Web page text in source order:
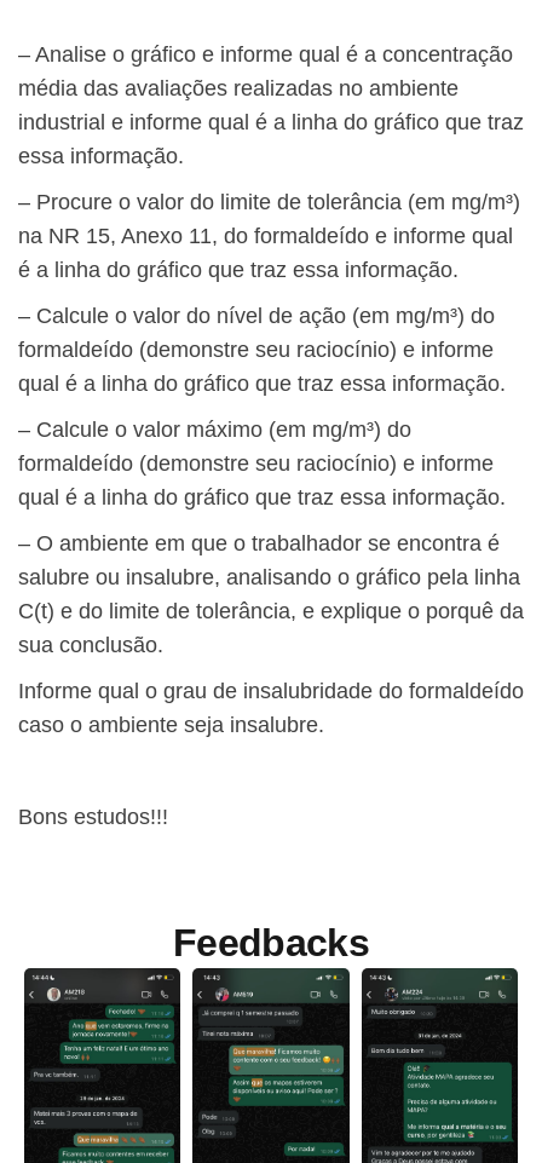
– Analise o gráfico e informe qual é a concentração
média das avaliações realizadas no ambiente
industrial e informe qual é a linha do gráfico que traz
essa informação.
– Procure o valor do limite de tolerância (em mg/m³)
na NR 15, Anexo 11, do formaldeído e informe qual
é a linha do gráfico que traz essa informação.
– Calcule o valor do nível de ação (em mg/m³) do
formaldeído (demonstre seu raciocínio) e informe
qual é a linha do gráfico que traz essa informação.
– Calcule o valor máximo (em mg/m³) do
formaldeído (demonstre seu raciocínio) e informe
qual é a linha do gráfico que traz essa informação.
– O ambiente em que o trabalhador se encontra é
salubre ou insalubre, analisando o gráfico pela linha
C(t) e do limite de tolerância, e explique o porquê da
sua conclusão.
Informe qual o grau de insalubridade do formaldeído
caso o ambiente seja insalubre.
Bons estudos!!!
Feedbacks